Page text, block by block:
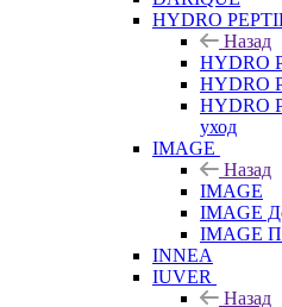
HYDRO
Назад
HYDRO
HYDRO
HYDRO
уход
IMAGE
Назад
IMAGE
IMAGE
IMAGE
INNEA
IUVER
Назад